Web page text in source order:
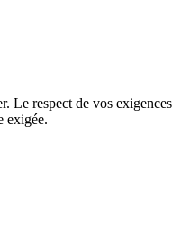
Le respect de vos
exigée.